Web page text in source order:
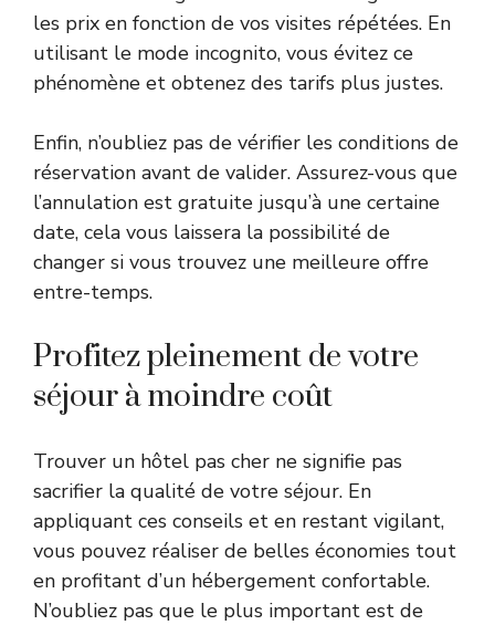
les prix en fonction de vos visites répétées. En
utilisant le mode incognito, vous évitez ce
phénomène et obtenez des tarifs plus justes.
Enfin, n’oubliez pas de vérifier les conditions de
réservation avant de valider. Assurez-vous que
l’annulation est gratuite jusqu’à une certaine
date, cela vous laissera la possibilité de
changer si vous trouvez une meilleure offre
entre-temps.
Profitez pleinement de votre
séjour à moindre coût
Trouver un hôtel pas cher ne signifie pas
sacrifier la qualité de votre séjour. En
appliquant ces conseils et en restant vigilant,
vous pouvez réaliser de belles économies tout
en profitant d’un hébergement confortable.
N’oubliez pas que le plus important est de